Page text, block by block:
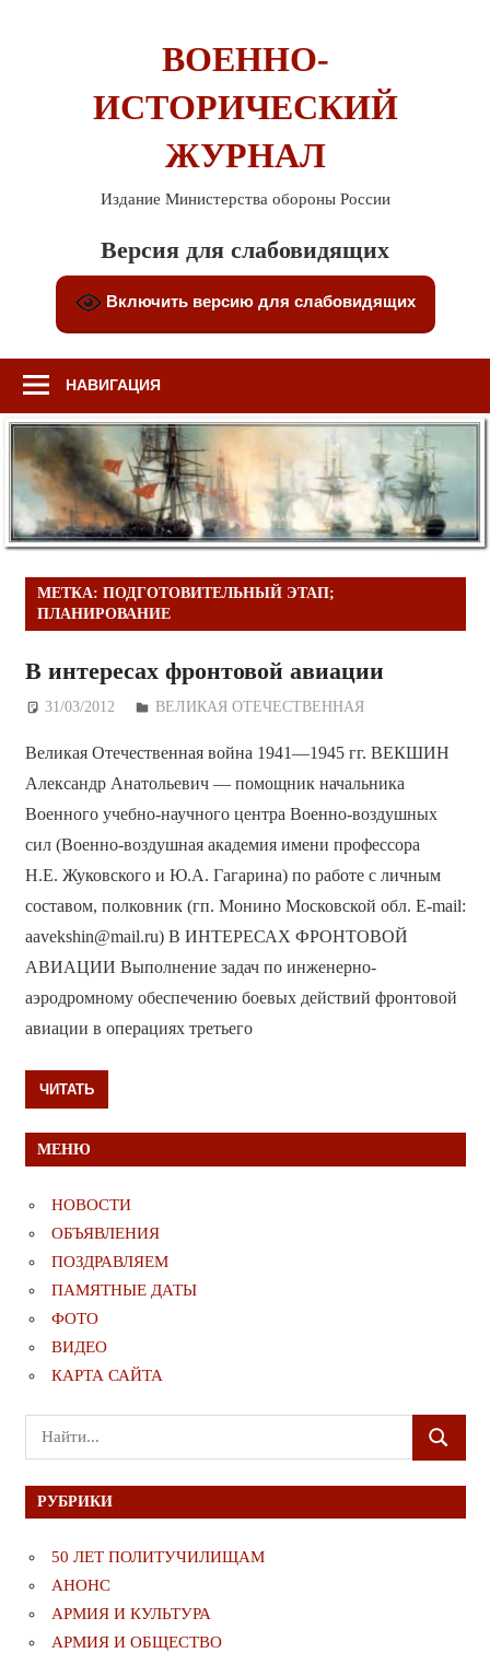
ВОЕННО-
ИСТОРИЧЕСКИЙ
ЖУРНАЛ
Издание Министерства обороны России
Версия для слабовидящих
Включить версию для слабовидящих
НАВИГАЦИЯ
МЕТКА: ПОДГОТОВИТЕЛЬНЫЙ ЭТАП;
ПЛАНИРОВАНИЕ
В интересах фронтовой авиации
31/03/2012 Дежурный по Редакции
ВЕЛИКАЯ ОТЕЧЕСТВЕННАЯ
Великая Отечественная война 1941—1945 гг. ВЕКШИН
Александр Анатольевич — помощник начальника
Военного учебно-научного центра Военно-воздушных
сил (Военно-воздушная академия имени профессора
Н.Е. Жуковского и Ю.А. Гагарина) по работе с личным
составом, полковник (гп. Монино Московской обл. E-mail:
aavekshin@mail.ru) В ИНТЕРЕСАХ ФРОНТОВОЙ
АВИАЦИИ Выполнение задач по инженерно-
аэродромному обеспечению боевых действий фронтовой
авиации в операциях третьего
ЧИТАТЬ
МЕНЮ
НОВОСТИ
ОБЪЯВЛЕНИЯ
ПОЗДРАВЛЯЕМ
ПАМЯТНЫЕ ДАТЫ
ФОТО
ВИДЕО
КАРТА САЙТА
Поиск
для:
ПОИСК
РУБРИКИ
50 ЛЕТ ПОЛИТУЧИЛИЩАМ
АНОНС
АРМИЯ И КУЛЬТУРА
АРМИЯ И ОБЩЕСТВО